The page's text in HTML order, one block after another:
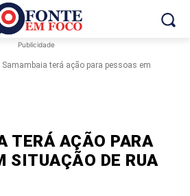
Publicidade
Samambaia terá ação para pessoas em
TERÁ AÇÃO PARA
SITUAÇÃO DE RUA